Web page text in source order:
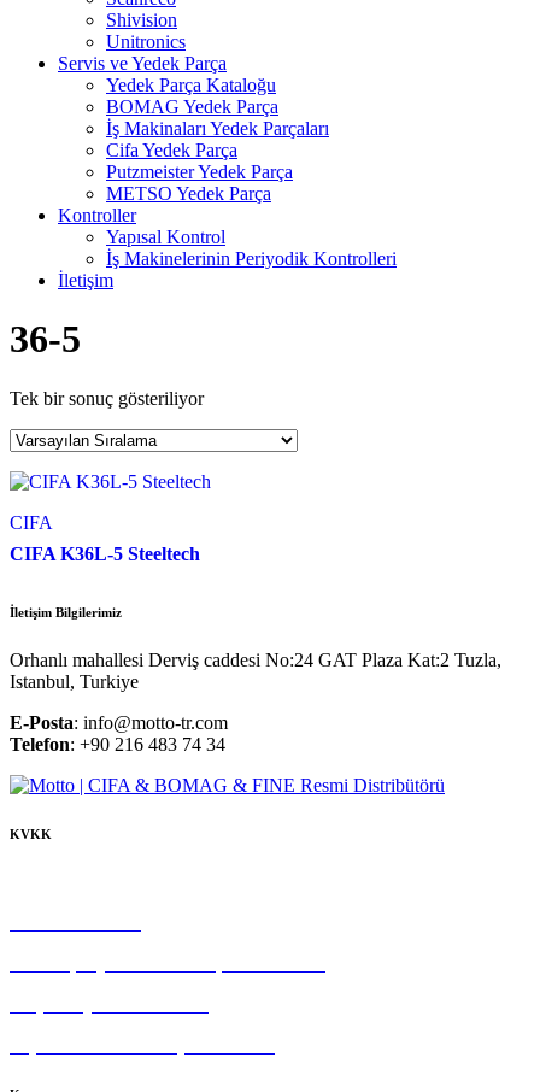
Shivision
Unitronics
Servis ve Yedek Parça
Yedek Parça Kataloğu
BOMAG Yedek Parça
İş Makinaları Yedek Parçaları
Cifa Yedek Parça
Putzmeister Yedek Parça
METSO Yedek Parça
Kontroller
Yapısal Kontrol
İş Makinelerinin Periyodik Kontrolleri
İletişim
36-5
Tek bir sonuç gösteriliyor
CIFA
CIFA K36L-5 Steeltech
İletişim Bilgilerimiz
Orhanlı mahallesi Derviş caddesi No:24 GAT Plaza Kat:2 Tuzla,
Istanbul, Turkiye
E-Posta: info@motto-tr.com
Telefon: +90 216 483 74 34
KVKK